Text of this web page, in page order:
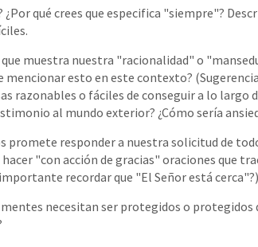
¿Por qué crees que especifica "siempre"?
que muestra nuestra "racionalidad" o
mencionar esto en este contexto?
razonables o fáciles de conseguir a lo largo
al mundo exterior? ¿Cómo sería
promete responder a nuestra solicitud de
"con acción de gracias" oraciones que
recordar que "El Señor está cerca"?)
necesitan ser protegidos o protegidos